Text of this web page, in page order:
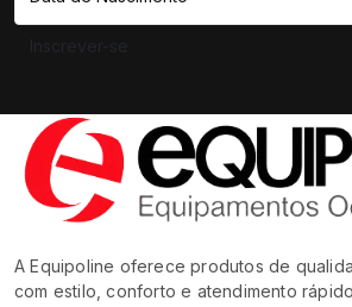
A Equipoline oferece produtos de
com estilo, conforto e atendimento